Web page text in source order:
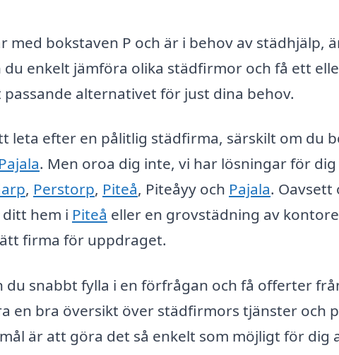
med bokstaven P och är i behov av städhjälp,
du enkelt jämföra olika städfirmor och få ett
alternativet för just dina behov.
leta efter en pålitlig städfirma, särskilt om du
Pajala. Men oroa dig inte, vi har lösningar för dig
, Perstorp, Piteå, Piteåyy och Pajala. Oavsett
hem i Piteå eller en grovstädning av
firma för uppdraget.
snabbt fylla i en förfrågan och få offerter
en bra översikt över städfirmors tjänster och
är att göra det så enkelt som möjligt för dig